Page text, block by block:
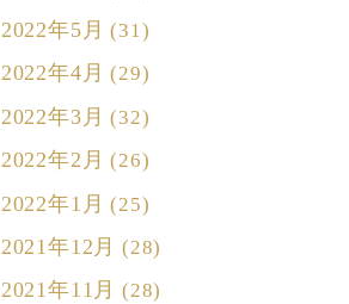
2022年5月 (31)
2022年4月 (29)
2022年3月 (32)
2022年2月 (26)
2022年1月 (25)
2021年12月 (28)
2021年11月 (28)